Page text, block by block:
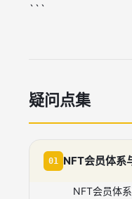
```
疑问点集
01 NFT会员体系
NFT会员体